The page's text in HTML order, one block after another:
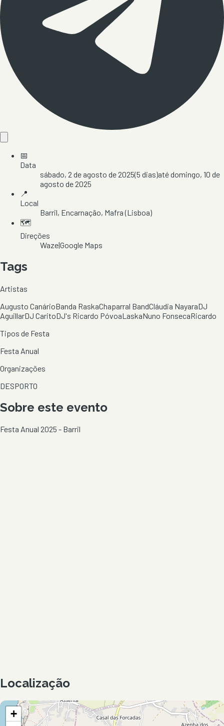
📅
Data
sábado, 2 de agosto de 2025(5 dias)atédomingo, 10 de
agosto de 2025
📍
Local
Barril, Encarnação, Mafra(Lisboa)
🗺️
Direções
Waze|Google Maps
Tags
Artistas
Augusto CanárioBanda RaskaChaparral BandCláudia NayaraDJ
AguillarDJ CaritoDJ's Ricardo PóvoaLaskaNuno FonsecaRicardo
Tipos de Festa
Festa Anual
Organizações
DESPORTO
Sobre este evento
Festa Anual 2025 - Barril
Localização
+